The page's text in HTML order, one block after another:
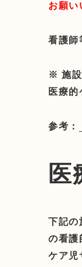
お願い
看護師
※ 施設
医療的
参考：
医
下記の
の看護
ケア児